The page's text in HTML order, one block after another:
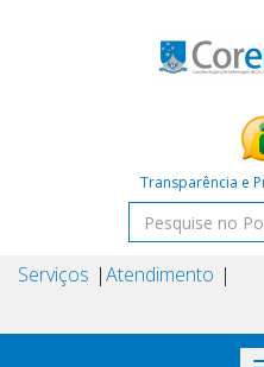
Transparência e
Serviços Atendimento